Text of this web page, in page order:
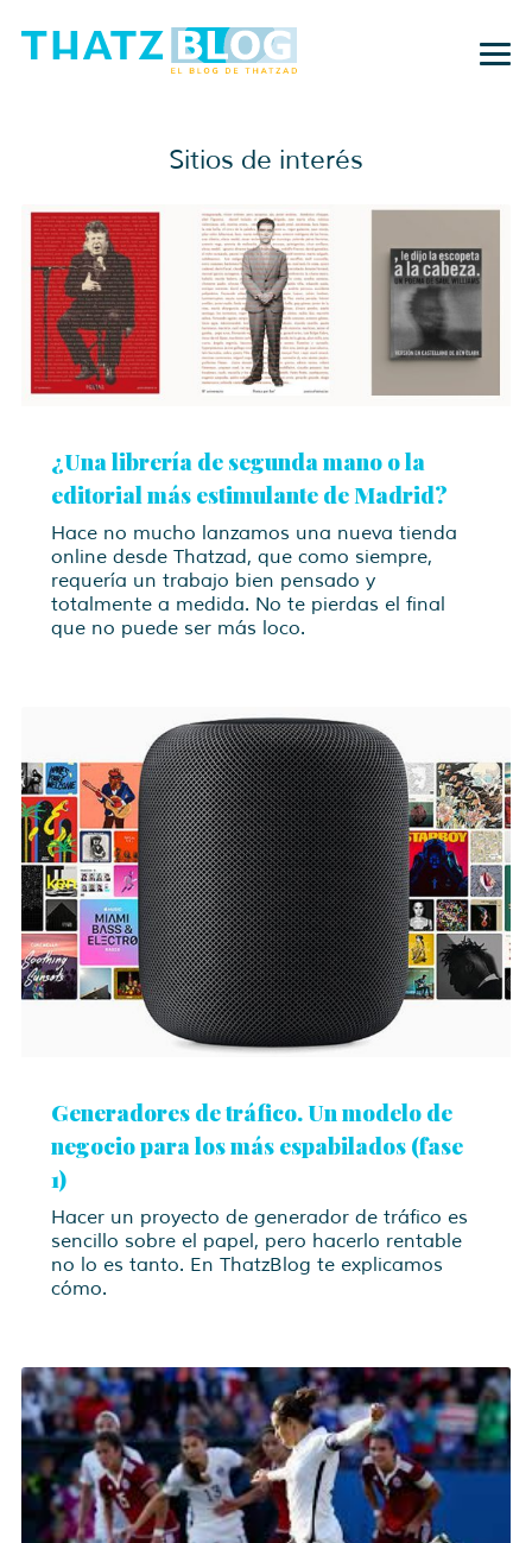
Sitios de interés
¿Una librería de segunda mano o la
editorial más estimulante de Madrid?
Hace no mucho lanzamos una nueva tienda
online desde Thatzad, que como siempre,
requería un trabajo bien pensado y
totalmente a medida. No te pierdas el final
que no puede ser más loco.
Generadores de tráfico. Un modelo de
negocio para los más espabilados (fase
1)
Hacer un proyecto de generador de tráfico es
sencillo sobre el papel, pero hacerlo rentable
no lo es tanto. En ThatzBlog te explicamos
cómo.